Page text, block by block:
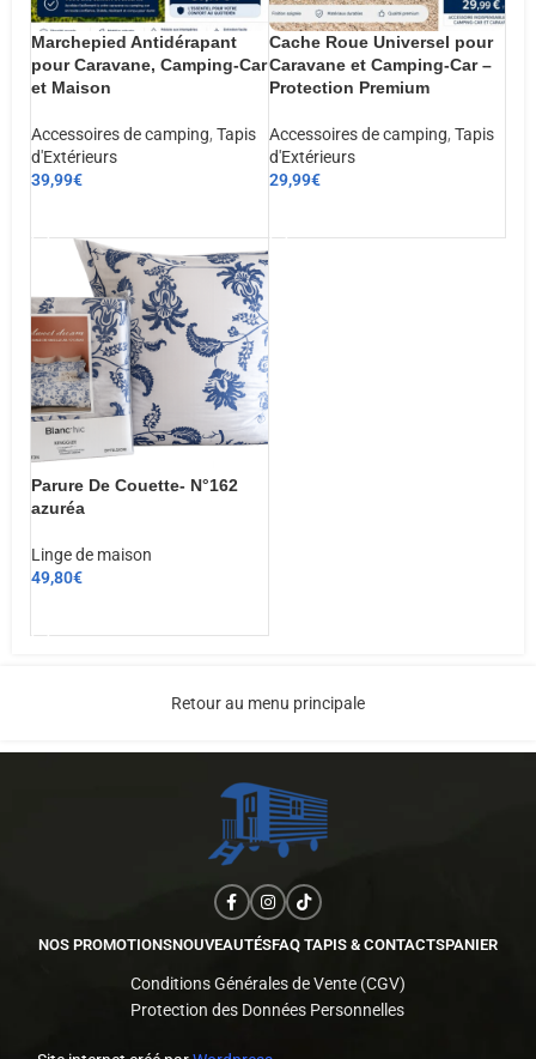
Marchepied Antidérapant
pour Caravane, Camping-Car
et Maison
Accessoires de camping, Tapis
d'Extérieurs
39,99€
Cache Roue Universel pour
Caravane et Camping-Car –
Protection Premium
Accessoires de camping, Tapis
d'Extérieurs
29,99€
Parure De Couette- N°162
azuréa
Linge de maison
49,80€
Retour au menu principale
NOS PROMOTIONSNOUVEAUTÉSFAQ TAPIS & CONTACTSPANIER
Conditions Générales de Vente (CGV)
Protection des Données Personnelles